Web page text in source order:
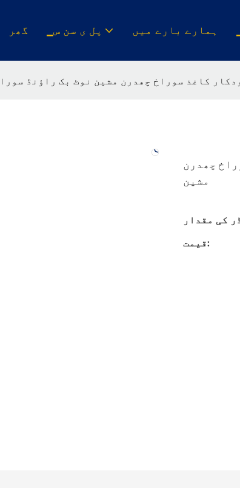
گھر ▁پل ی سن س ہمارے بارے میں
کاغذ سوراخ چھدرن مشین نوٹ بک راؤنڈ
چھدرن
مشین
قیمت: